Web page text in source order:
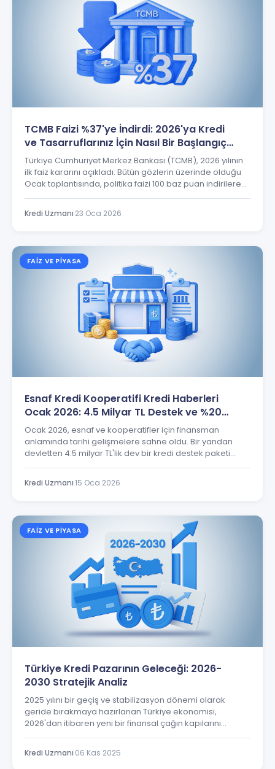
TCMB Faizi %37'ye İndirdi: 2026'ya Kredi
ve Tasarruflarınız İçin Nasıl Bir Başlangıç
Bekliyor?
Türkiye Cumhuriyet Merkez Bankası (TCMB), 2026 yılının
ilk faiz kararını açıkladı. Bütün gözlerin üzerinde olduğu
Ocak toplantısında, politika faizi 100 baz puan indirilerek
Bankası ihtiyatlı
Kredi Uzmanı·23 Oca 2026
FAIZ VE PIYASA
Esnaf Kredi Kooperatifi Kredi Haberleri
Ocak 2026: 4.5 Milyar TL Destek ve %20
Faiz Fırsatı
Ocak 2026, esnaf ve kooperatifler için finansman
anlamında tarihi gelişmelere sahne oldu. Bir yandan
devletten 4.5 milyar TL'lik dev bir kredi destek paketi
açıklanırken, diğer yandan esnaf kredisi faiz oranlarının
haberlerin yanında, "Mevcut kredimin fai
Kredi Uzmanı·15 Oca 2026
FAIZ VE PIYASA
Türkiye Kredi Pazarının Geleceği: 2026-
2030 Stratejik Analiz
2025 yılını bir geçiş ve stabilizasyon dönemi olarak
geride bırakmaya hazırlanan Türkiye ekonomisi,
2026'dan itibaren yeni bir finansal çağın kapılarını
aralamaktadır. Kredi piyasası, bu yeni dönemin
güçlü ve dönüştürücü dinamiğin kesişiminde
Kredi Uzmanı·06 Kas 2025